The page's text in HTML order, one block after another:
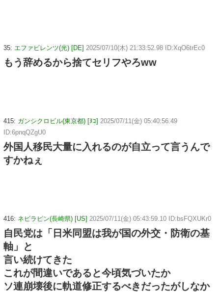
35: エファビレンツ(光) [DE] 2025/07/10(木) 21:33:52.98 ID:XqO6trEc0
もう辞めるから捨てセリフやろww
415: ガンシクロビル(東京都) [ﾇｺ] 2025/07/11(金) 05:40:56.49
ID:6pnqQZgU0
外国人移民大量に入れるのが自立って言うんで
すかねぇ
416: ネビラピン(長崎県) [US] 2025/07/11(金) 05:43:59.10 ID:bsFQXUKr0
自民党は「日米同盟は我が国の外交・防衛の基
軸」と
言い続けてきた
これが間違いであると今頃気づいたか
ソ連崩壊後に軌道修正するべきだったがしなか